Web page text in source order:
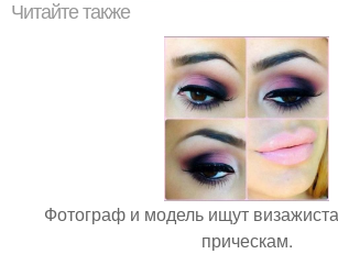
Читайте также
Фотограф и модель ищут
прическам.